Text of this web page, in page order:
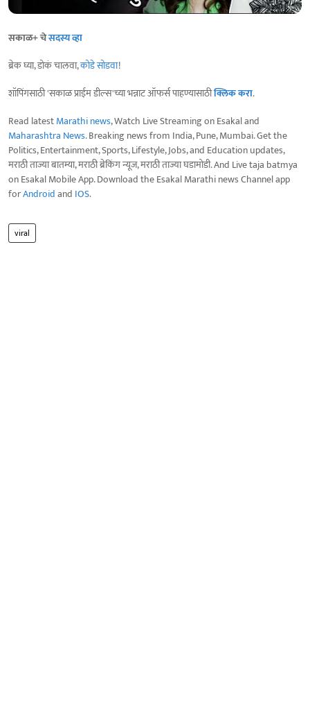
सकाळ+ चेसदस्य व्हा
ब्रेक घ्या, डोकं चालवा,कोडे सोडवा!
शॉपिंगसाठी 'सकाळ प्राईम डील्स'च्या भन्नाट ऑफर्स पाहण्यासाठीक्लिक करा.
Read latestMarathi news, Watch Live Streaming on Esakal and
Maharashtra News. Breaking news from India, Pune, Mumbai. Get the
Politics, Entertainment, Sports, Lifestyle, Jobs, and Education updates,
मराठी ताज्या बातम्या, मराठी ब्रेकिंग न्यूज, मराठी ताज्या घडामोडी. And Live taja batmya
on Esakal Mobile App. Download the Esakal Marathi news Channel app
forAndroidand IOS.
viral